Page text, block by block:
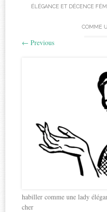
ÉLÉGANCE ET DÉCENCE
COMME
← Previous
habiller comme une lady
cher